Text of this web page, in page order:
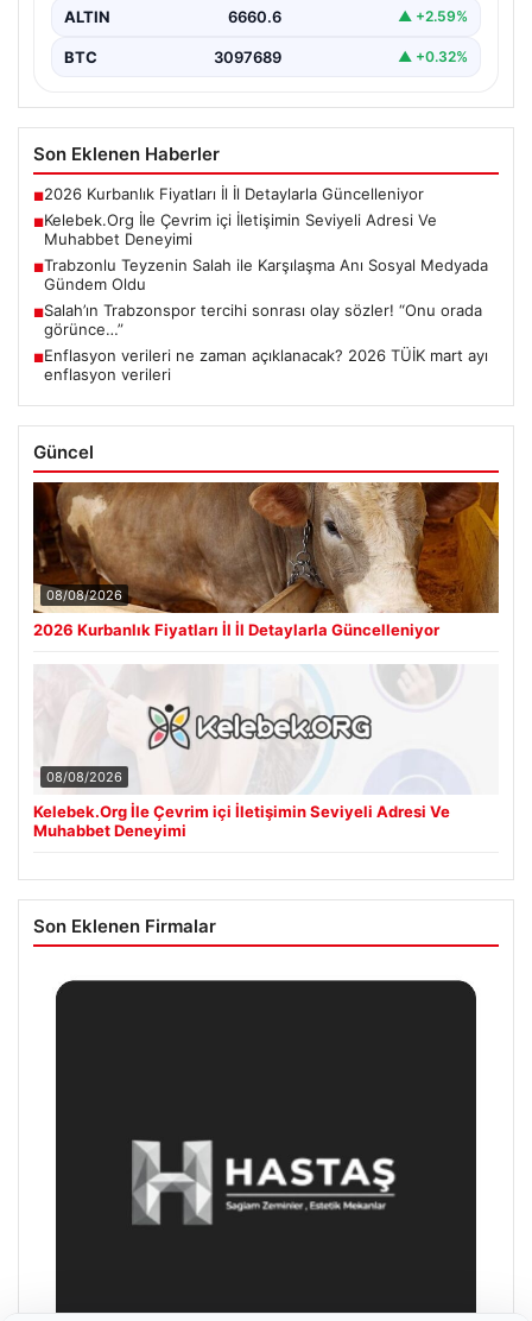
ALTIN 6660.6 ▲ +2.59%
BTC 3097689 ▲ +0.32%
Son Eklenen Haberler
■2026 Kurbanlık Fiyatları İl İl Detaylarla Güncelleniyor
■Kelebek.Org İle Çevrim içi İletişimin Seviyeli Adresi Ve
Muhabbet Deneyimi
■Trabzonlu Teyzenin Salah ile Karşılaşma Anı Sosyal Medyada
Gündem Oldu
■Salah’ın Trabzonspor tercihi sonrası olay sözler! “Onu orada
görünce…”
■Enflasyon verileri ne zaman açıklanacak? 2026 TÜİK mart ayı
enflasyon verileri
Güncel
08/08/2026
2026 Kurbanlık Fiyatları İl İl Detaylarla Güncelleniyor
08/08/2026
Kelebek.Org İle Çevrim içi İletişimin Seviyeli Adresi Ve
Muhabbet Deneyimi
Son Eklenen Firmalar